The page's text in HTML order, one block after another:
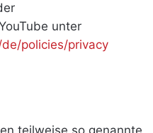
unter
policies/privacy